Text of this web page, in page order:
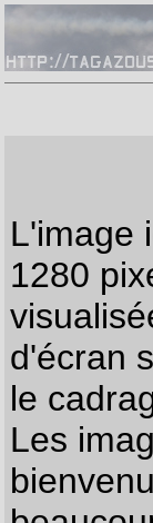
L'image
1280
d'écran
le
Les